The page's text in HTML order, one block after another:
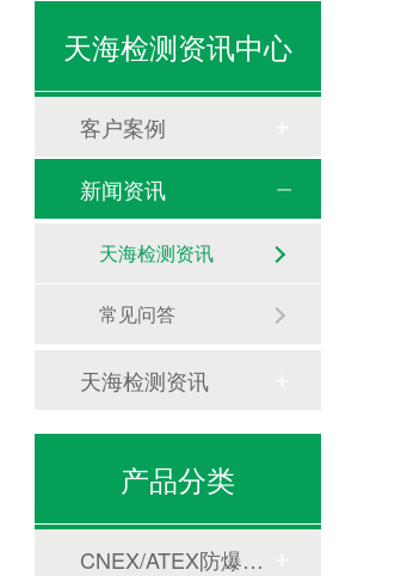
天海检测资讯中心
客户案例
新闻资讯
天海检测资讯
常见问答
天海检测资讯
产品分类
CNEX/ATEX防爆合格证